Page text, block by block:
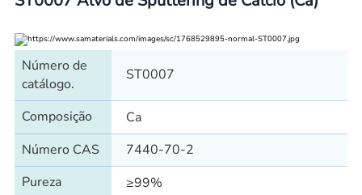
Número de
catálogo.
ST0007
Composição
Ca
Número CAS
7440-70-2
Pureza
≥99%